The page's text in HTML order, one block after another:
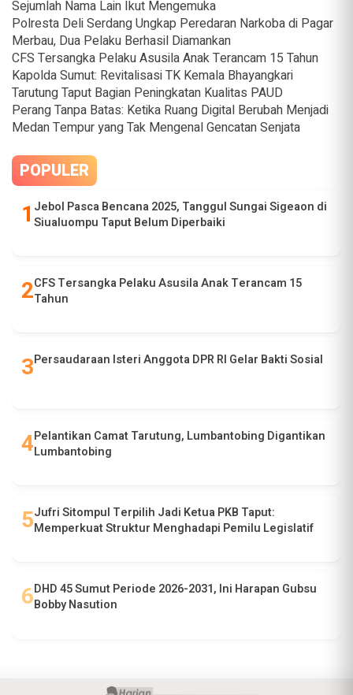
Sejumlah Nama Lain Ikut Mengemuka
Polresta Deli Serdang Ungkap Peredaran Narkoba di Pagar
Merbau, Dua Pelaku Berhasil Diamankan
CFS Tersangka Pelaku Asusila Anak Terancam 15 Tahun
Kapolda Sumut: Revitalisasi TK Kemala Bhayangkari
Tarutung Taput Bagian Peningkatan Kualitas PAUD
Perang Tanpa Batas: Ketika Ruang Digital Berubah Menjadi
Medan Tempur yang Tak Mengenal Gencatan Senjata
POPULER
Jebol Pasca Bencana 2025, Tanggul Sungai Sigeaon di
Siualuompu Taput Belum Diperbaiki
CFS Tersangka Pelaku Asusila Anak Terancam 15
Tahun
Persaudaraan Isteri Anggota DPR RI Gelar Bakti Sosial
Pelantikan Camat Tarutung, Lumbantobing Digantikan
Lumbantobing
Jufri Sitompul Terpilih Jadi Ketua PKB Taput:
Memperkuat Struktur Menghadapi Pemilu Legislatif
DHD 45 Sumut Periode 2026-2031, Ini Harapan Gubsu
Bobby Nasution